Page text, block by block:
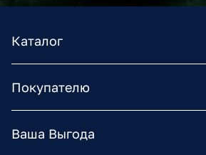
Каталог
Покупателю
Ваша Выгода